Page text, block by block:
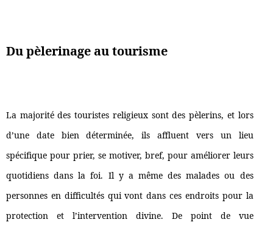
Du pèlerinage au tourisme
La majorité des touristes religieux sont des pèlerins, et lors
d’une date bien déterminée, ils affluent vers un lieu
spécifique pour prier, se motiver, bref, pour améliorer leurs
quotidiens dans la foi. Il y a même des malades ou des
personnes en difficultés qui vont dans ces endroits pour la
protection et l’intervention divine. De point de vue